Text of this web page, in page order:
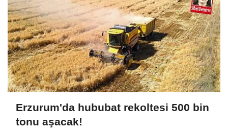
Erzurum'da hububat rekoltesi 500 bin
tonu aşacak!